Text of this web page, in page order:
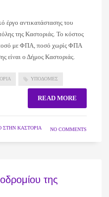
έργο αντικατάστασης του
της Καστοριάς. Το κόστος
με ΦΠΑ, ποσό χωρίς ΦΠΑ
είναι ο Δήμος Καστοριάς.
ΥΠΟΔΟΜΕΣ
READ MORE
ΣΤΗΝ ΚΑΣΤΟΡΙΆ NO COMMENTS
της